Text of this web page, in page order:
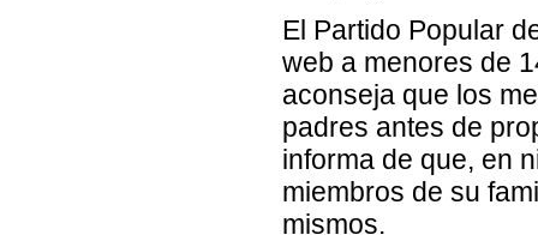
El Partido Popular
web a menores de
aconseja que los
padres antes de
informa de que, en
miembros de su
mismos.